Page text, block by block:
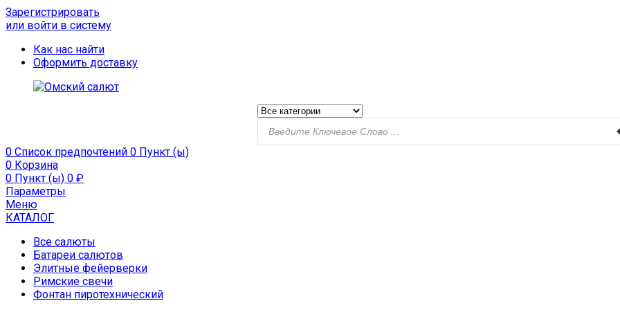
Зарегистрировать
или войти в систему
Как нас найти
Оформить доставку
0 Список предпочтений 0 Пункт (ы)
0 Корзина
0 Пункт (ы) 0 ₽
Параметры
Меню
КАТАЛОГ
Все салюты
Батареи салютов
Элитные фейерверки
Римские свечи
Фонтан пиротехнический